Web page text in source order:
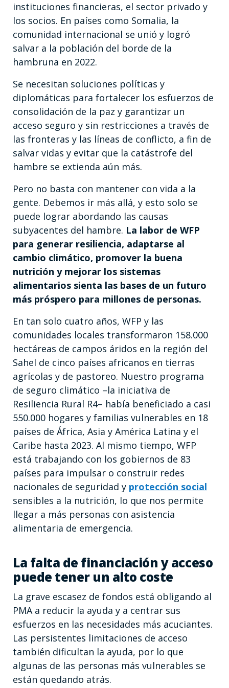
instituciones financieras, el sector privado y
los socios. En países como Somalia, la
comunidad internacional se unió y logró
salvar a la población del borde de la
hambruna en 2022.
Se necesitan soluciones políticas y
diplomáticas para fortalecer los esfuerzos de
consolidación de la paz y garantizar un
acceso seguro y sin restricciones a través de
las fronteras y las líneas de conflicto, a fin de
salvar vidas y evitar que la catástrofe del
hambre se extienda aún más.
Pero no basta con mantener con vida a la
gente. Debemos ir más allá, y esto solo se
puede lograr abordando las causas
subyacentes del hambre. La labor de WFP
para generar resiliencia, adaptarse al
cambio climático, promover la buena
nutrición y mejorar los sistemas
alimentarios sienta las bases de un futuro
más próspero para millones de personas.
En tan solo cuatro años, WFP y las
comunidades locales transformaron 158.000
hectáreas de campos áridos en la región del
Sahel de cinco países africanos en tierras
agrícolas y de pastoreo. Nuestro programa
de seguro climático –la iniciativa de
Resiliencia Rural R4– había beneficiado a casi
550.000 hogares y familias vulnerables en 18
países de África, Asia y América Latina y el
Caribe hasta 2023. Al mismo tiempo, WFP
está trabajando con los gobiernos de 83
países para impulsar o construir redes
nacionales de seguridad y protección social
sensibles a la nutrición, lo que nos permite
llegar a más personas con asistencia
alimentaria de emergencia.
La falta de financiación y acceso
puede tener un alto coste
La grave escasez de fondos está obligando al
PMA a reducir la ayuda y a centrar sus
esfuerzos en las necesidades más acuciantes.
Las persistentes limitaciones de acceso
también dificultan la ayuda, por lo que
algunas de las personas más vulnerables se
están quedando atrás.